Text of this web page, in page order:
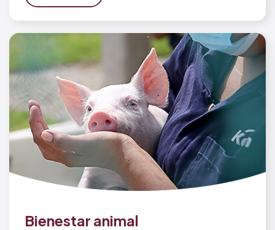
Bienestar animal